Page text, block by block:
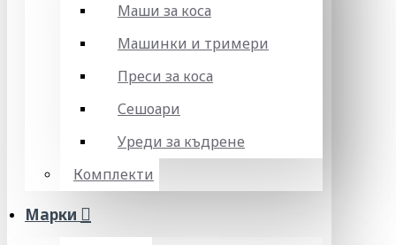
Маши за коса
Машинки и тримери
Преси за коса
Сешоари
Уреди за къдрене
Комплекти
Марки